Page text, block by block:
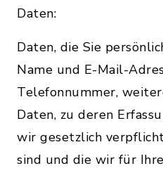
Daten:
Daten, die Sie
Name und E-Mail-
Telefonnummer,
Daten, zu deren
wir gesetzlich
sind und die wir für